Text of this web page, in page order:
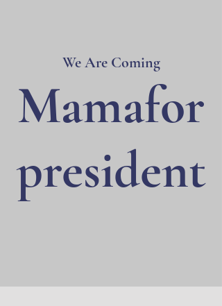
We Are Coming
Mamafor
president